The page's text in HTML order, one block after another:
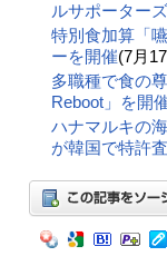
ルサポーター
特別食加算「
ーを開催(7月
多職種で食の
Reboot」を開
ハナマルキの
が韓国で特許